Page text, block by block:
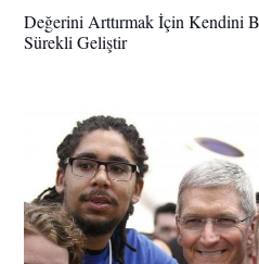
Değerini Arttırmak İçin Kendini
Sürekli Geliştir